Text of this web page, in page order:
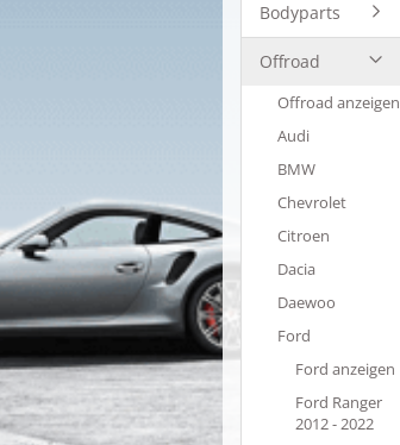
Bodyparts
Offroad
Offroad anzeigen
Audi
BMW
Chevrolet
Citroen
Dacia
Daewoo
Ford
Ford anzeigen
Ford Ranger
2012 - 2022